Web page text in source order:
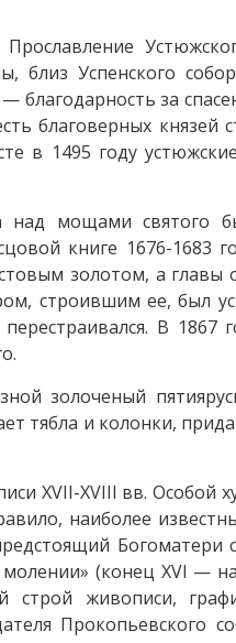
близ Успенского
благодарность за
благоверных князей
в 1495 году
над мощами святого
книге 1676-1683
золотом, а главы
строившим ее, был
В 1867
золоченый
тябла и колонки,
XVII-XVIII вв. Особой
наиболее
Богоматери
(конец XVI —
строй живописи,
Прокопьевского